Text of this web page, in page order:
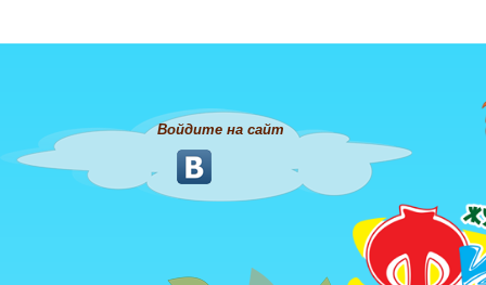
Войдите на сайт